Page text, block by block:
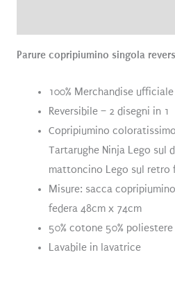
Parure copripiumino singola
100% Merchandise ufficiale
Reversibile – 2 disegni in 1
Copripiumino
Tartarughe Ninja Lego sul
mattoncino Lego sul retro
Misure: sacca
federa 48cm x 74cm
50% cotone 50% poliestere
Lavabile in lavatrice